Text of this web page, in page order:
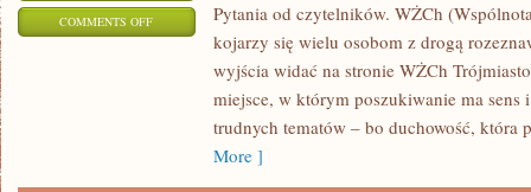
COMMENTS OFFON
SPACEROWE
Pytania od czytelników. WŻCh
kojarzy się wielu osobom z drogą
wyjścia widać na stronie WŻCh
miejsce, w którym poszukiwanie ma
trudnych tematów – bo duchowość, która
More ]